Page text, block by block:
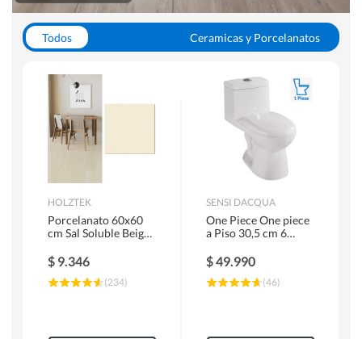
Todos
Ceramicas y Porcelanatos
WC y Sanitarios
Pisos Flotantes y Laminados
Pinturas
HOLZTEK
Porcelanato 60x60
cm Sal Soluble Beige
$ 9.346
(234)
SENSI DACQUA
One Piece One piece
a Piso 30,5 cm 6
$49.990
(46)